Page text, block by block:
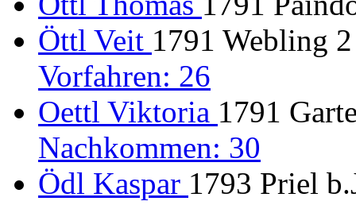
Öttl Veit 1791 Webling
Vorfahren: 26
Oettl Viktoria 1791
Nachkommen: 30
Ödl Kaspar 1793 Priel